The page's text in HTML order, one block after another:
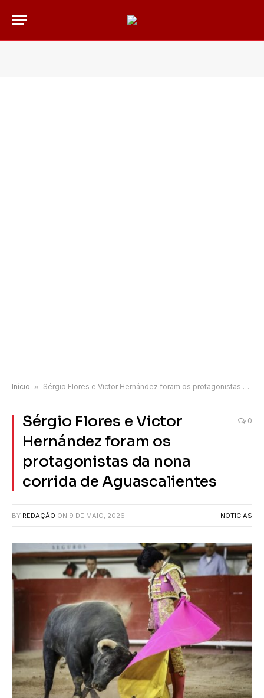
Início » Sérgio Flores e Victor Hernández foram os protagonistas da nona corrida de Aguascalientes
Sérgio Flores e Victor
Hernández foram os
protagonistas da nona
corrida de Aguascalientes
0
BY REDAÇÃO ON 9 DE MAIO, 2026 NOTICIAS